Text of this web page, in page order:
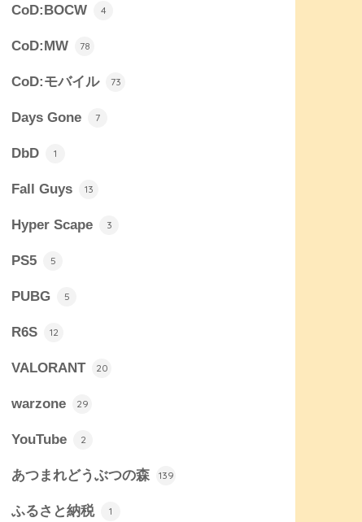
CoD:BOCW 4
CoD:MW 78
CoD:モバイル 73
Days Gone 7
DbD 1
Fall Guys 13
Hyper Scape 3
PS5 5
PUBG 5
R6S 12
VALORANT 20
warzone 29
YouTube 2
あつまれどうぶつの森 139
ふるさと納税 1